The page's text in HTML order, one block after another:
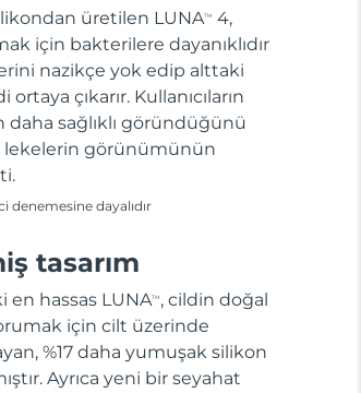
üretilen LUNATM
4,
için bakterilere dayanıklıdır
nazikçe yok edip alttaki
ortaya çıkarır. Kullanıcıların
daha sağlıklı göründüğünü
lekelerin görünümünün
denemesine dayalıdır
tasarım
en hassas LUNATM , cildin doğal
için cilt üzerinde
%17 daha yumuşak silikon
Ayrıca yeni bir seyahat